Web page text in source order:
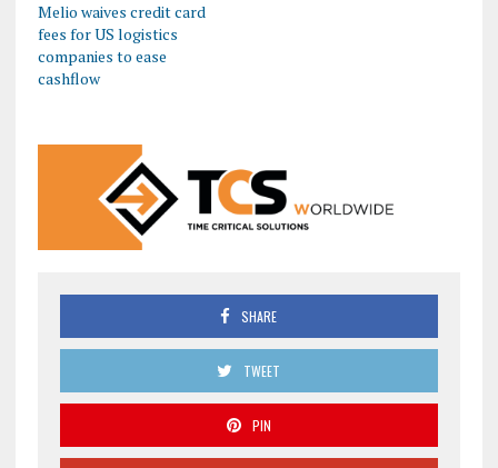
Melio waives credit card
fees for US logistics
companies to ease
cashflow
SHARE
TWEET
PIN